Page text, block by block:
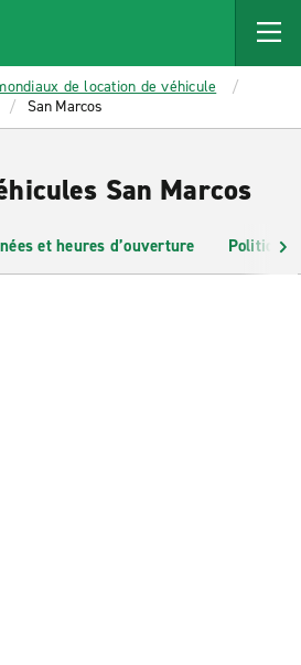
de location de véhicule
San Marcos
San Marcos
et heures d’ouverture Politiques